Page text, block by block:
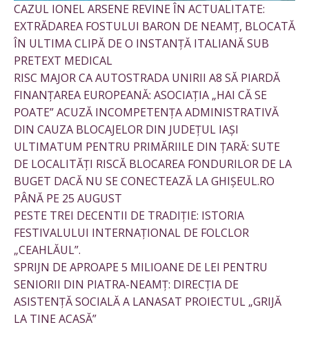
CAZUL IONEL ARSENE REVINE ÎN ACTUALITATE:
EXTRĂDAREA FOSTULUI BARON DE NEAMȚ, BLOCATĂ
ÎN ULTIMA CLIPĂ DE O INSTANȚĂ ITALIANĂ SUB
PRETEXT MEDICAL
RISC MAJOR CA AUTOSTRADA UNIRII A8 SĂ PIARDĂ
FINANȚAREA EUROPEANĂ: ASOCIAȚIA „HAI CĂ SE
POATE” ACUZĂ INCOMPETENȚA ADMINISTRATIVĂ
DIN CAUZA BLOCAJELOR DIN JUDEȚUL IAȘI
ULTIMATUM PENTRU PRIMĂRIILE DIN ȚARĂ: SUTE
DE LOCALITĂȚI RISCĂ BLOCAREA FONDURILOR DE LA
BUGET DACĂ NU SE CONECTEAZĂ LA GHIȘEUL.RO
PÂNĂ PE 25 AUGUST
PESTE TREI DECENTII DE TRADIȚIE: ISTORIA
FESTIVALULUI INTERNAȚIONAL DE FOLCLOR
„CEAHLĂUL”.
SPRIJN DE APROAPE 5 MILIOANE DE LEI PENTRU
SENIORII DIN PIATRA-NEAMȚ: DIRECȚIA DE
ASISTENȚĂ SOCIALĂ A LANASAT PROIECTUL „GRIJĂ
LA TINE ACASĂ”